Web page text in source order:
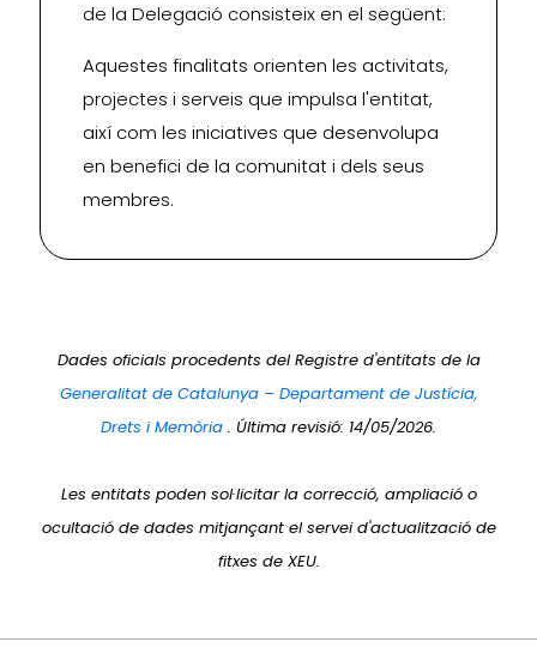
de la Delegació consisteix en el següent:
Aquestes finalitats orienten les activitats,
projectes i serveis que impulsa l'entitat,
així com les iniciatives que desenvolupa
en benefici de la comunitat i dels seus
membres.
Dades oficials procedents del Registre d'entitats de la
Generalitat de Catalunya – Departament de Justícia,
Drets i Memòria . Última revisió: 14/05/2026.
Les entitats poden sol·licitar la correcció, ampliació o
ocultació de dades mitjançant el servei d'actualització de
fitxes de XEU.